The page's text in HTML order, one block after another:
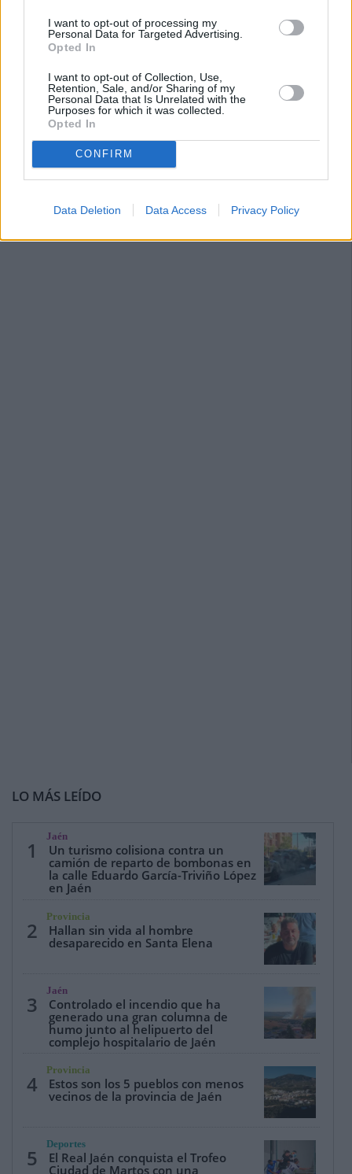
I want to opt-out of processing my
Personal Data for Targeted Advertising.
Opted In
I want to opt-out of Collection, Use,
Retention, Sale, and/or Sharing of my
Personal Data that Is Unrelated with the
Purposes for which it was collected.
Opted In
CONFIRM
Data Deletion Data Access Privacy Policy
LO MÁS LEÍDO
1
Jaén
Un turismo colisiona contra un
camión de reparto de bombonas en
la calle Eduardo García-Triviño López
en Jaén
2
Provincia
Hallan sin vida al hombre
desaparecido en Santa Elena
3
Jaén
Controlado el incendio que ha
generado una gran columna de
humo junto al helipuerto del
complejo hospitalario de Jaén
4
Provincia
Estos son los 5 pueblos con menos
vecinos de la provincia de Jaén
5
Deportes
El Real Jaén conquista el Trofeo
Ciudad de Martos con una